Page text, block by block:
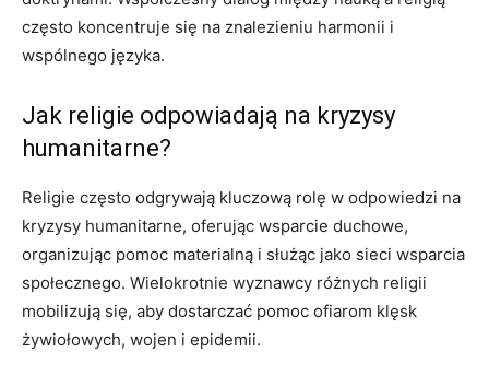
często koncentruje się na znalezieniu harmonii i
wspólnego języka.
Jak religie odpowiadają na kryzysy
humanitarne?
Religie często odgrywają kluczową rolę w odpowiedzi na
kryzysy humanitarne, oferując wsparcie duchowe,
organizując pomoc materialną i służąc jako sieci wsparcia
społecznego. Wielokrotnie wyznawcy różnych religii
mobilizują się, aby dostarczać pomoc ofiarom klęsk
żywiołowych, wojen i epidemii.